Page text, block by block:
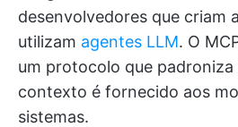
desenvolvedores que criam
utilizam agentes LLM. O
um protocolo que
contexto é fornecido aos
sistemas.